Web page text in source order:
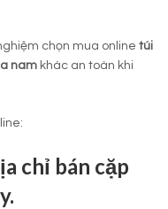
chọn mua online túi
nam khác an toàn khi
chỉ bán cặp